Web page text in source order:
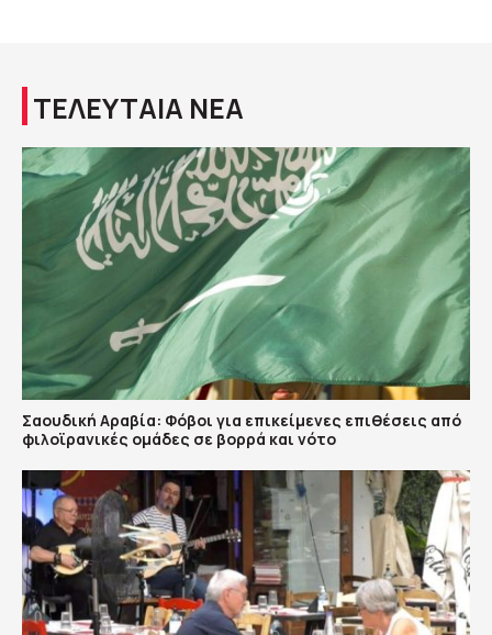
ΤΕΛΕΥΤΑΙΑ ΝΕΑ
Σαουδική Αραβία: Φόβοι για επικείμενες επιθέσεις από
φιλοϊρανικές ομάδες σε βορρά και νότο